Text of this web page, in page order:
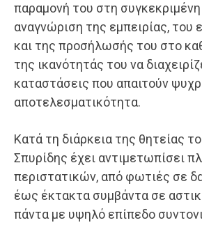
παραμονή του στη
αναγνώριση της εμπειρίας, του
και της προσήλωσής του στο
της ικανότητάς του να
καταστάσεις που απαιτούν
αποτελεσματικότητα.
Κατά τη διάρκεια της θητείας
Σπυρίδης έχει αντιμετωπίσει
περιστατικών, από φωτιές σε
έως έκτακτα συμβάντα σε
πάντα με υψηλό επίπεδο